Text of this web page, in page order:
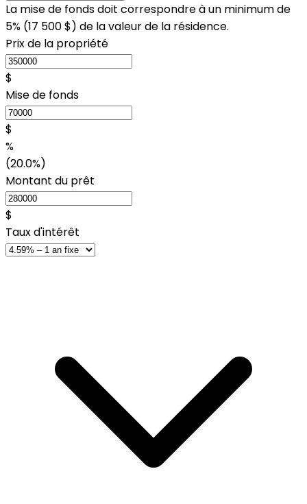
La mise de fonds doit correspondre à un minimum de
5% (17 500 $) de la valeur de la résidence.
Prix de la propriété
$
Mise de fonds
$
%
(20.0%)
Montant du prêt
$
Taux d'intérêt